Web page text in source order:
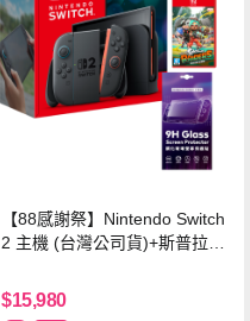
【88感謝祭】Nintendo Switch
2 主機 (台灣公司貨)+斯普拉遁
$15,980